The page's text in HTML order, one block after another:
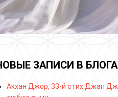
ЗАПИСИ В
Акхан Джор, 33-й стих Джап